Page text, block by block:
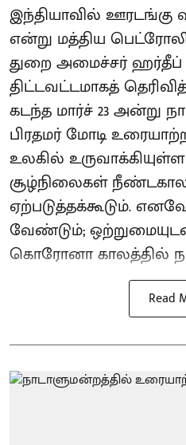
இந்தியாவில் ஊரடங்கு
என்று மத்திய
துறை அமைச்சர் ஹர்தீப்
திட்டவட்டமாகத்
கடந்த மார்ச் 23 அன்று
பிரதமர் மோடி
உலகில்
சூழ்நிலைகள்
ஏற்படுத்தக்கூடும்.
வேண்டும்;
கொரோனா காலத்தில்
Read